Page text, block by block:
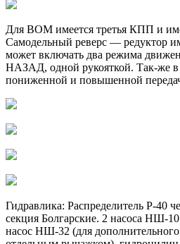
Для ВОМ имеется третья КПП и
Самодельный реверс — редуктор
может включать два режима
НАЗАД, одной рукояткой. Так-же в
пониженной и повышенной
Гидравлика: Распределитель Р-40
секция Болгарские. 2 насоса НШ-
насос НШ-32 (для